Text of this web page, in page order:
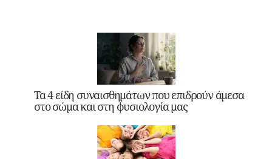
Τα 4 είδη συναισθημάτων που επιδρούν άμεσα
στο σώμα και στη φυσιολογία μας